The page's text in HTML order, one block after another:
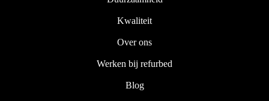
Kwaliteit
Over ons
Werken bij refurbed
Blog